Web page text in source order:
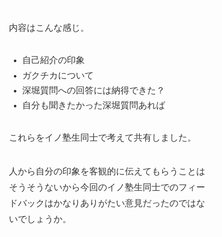
内容はこんな感じ。
自己紹介の印象
ガクチカについて
深堀質問への回答には納得できた？
自分も聞きたかった深堀質問あれば
これらをイノ塾生同士で考えて共有しました。
人から自分の印象を客観的に伝えてもらうことは
そうそうないから今回のイノ塾生同士でのフィー
ドバックはかなりありがたい意見だったのではな
いでしょうか。